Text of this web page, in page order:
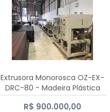
Extrusora Monorosca OZ-EX-
DRC-80 - Madeira Plástica
R$ 900.000,00